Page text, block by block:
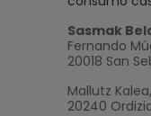
Sasmak
Fernando
20018 San
Mallutz
20240